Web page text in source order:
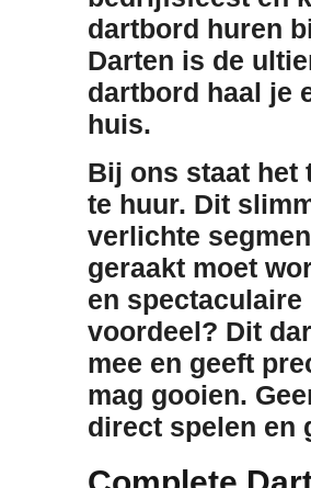
dartbord huren
Darten is de
dartbord haal je
huis.
Bij ons staat
te huur. Dit
verlichte
geraakt moet
en
voordeel? Dit
mee en geeft
mag gooien.
direct spelen en